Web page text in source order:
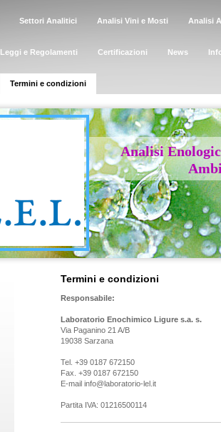
Settori Analitici Analisi Vini e Mosti Analisi
Leggi e Regolamenti Certificazioni News
Termini e condizioni
Analisi
Ambientali
Termini e condizioni
Responsabile:
Laboratorio Enochimico Ligure s.a. s.
Via Paganino 21 A/B
19038 Sarzana
Tel. +39 0187 672150
Fax. +39 0187 672150
E-mail info@laboratorio-lel.it
Partita IVA: 01216500114